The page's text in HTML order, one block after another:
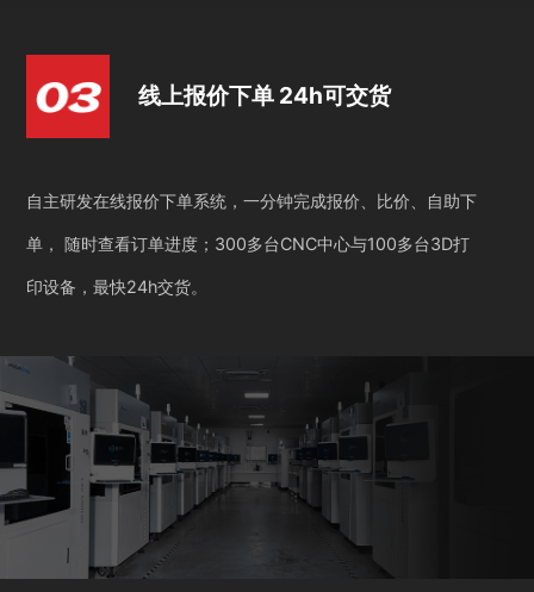
线上报价下单 24h可交货
自主研发在线报价下单系统，一分钟完成报价、比价、自助下
单， 随时查看订单进度；300多台CNC中心与100多台3D打
印设备，最快24h交货。